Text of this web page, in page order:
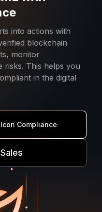
into actions with
blockchain
monitor
risks. This helps you
in the digital
Compliance